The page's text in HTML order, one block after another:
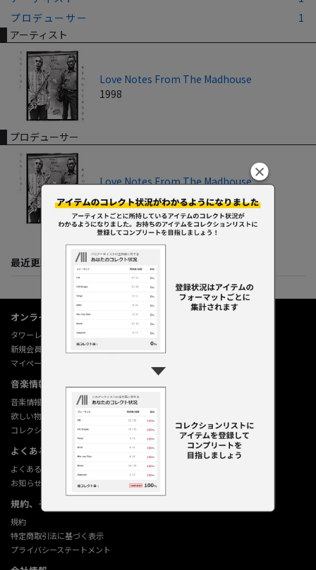
プロデューサー
1
アーティスト
Love Notes From The Madhouse
1998
プロデューサー
Love Notes From The Madhouse
1998
最近更新してくれた人たち
オンラインショップ情報
タワーレコード オンライン
新規会員登録
マイページ
音楽情報データベース
音楽情報データベース
欲しい物リストの使い方
コレクション機能の使い方
よくあるご質問 (Q&A)
よくあるご質問 (Q&A)
お知らせ
規約、その他
規約
特定商取引法に基づく表示
プライバシーステートメント